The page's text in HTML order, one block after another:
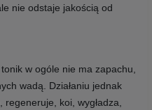
nie odstaje jakością od
w ogóle nie ma zapachu,
wadą. Działaniu jednak
koi, wygładza,